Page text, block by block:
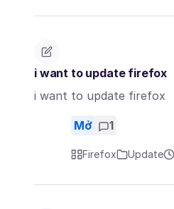
i want to update firefox
i want to update firefox
Mở 1
Firefox Update